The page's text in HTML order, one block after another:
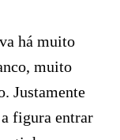
há muito
muito
Justamente
figura entrar